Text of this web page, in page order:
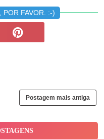
POR FAVOR. :-)
Postagem mais antiga